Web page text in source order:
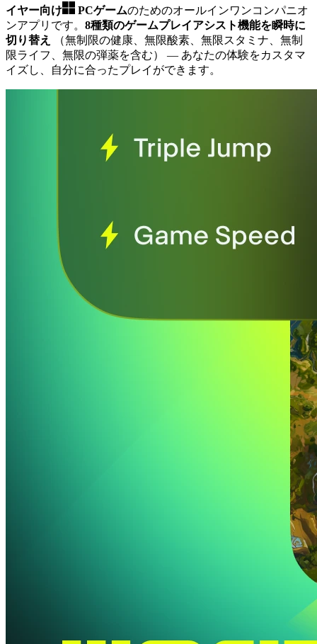
イヤー向け
PCゲームのためのオールインワンコンパニオ
ンアプリです。 8種類のゲームプレイアシスト機能を瞬時に
切り替え
（無制限の健康、無限酸素、無限スタミナ、無制
限ライフ、無限の弾薬を含む） — あなたの体験をカスタマ
イズし、自分に合ったプレイができます。